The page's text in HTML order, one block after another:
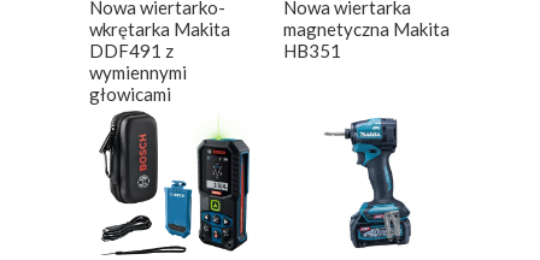
Nowa wiertarko-
wkrętarka Makita
DDF491 z
wymiennymi
głowicami
Nowa wiertarka
magnetyczna Makita
HB351